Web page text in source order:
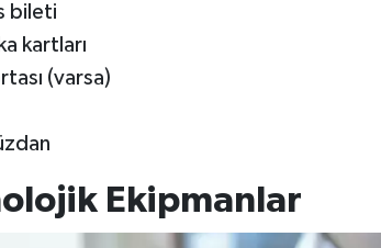
bileti
kartları
(varsa)
Ekipmanlar